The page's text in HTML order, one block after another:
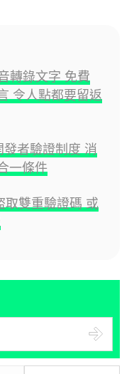
轉錄文字 免費
令人點都要留返
者驗證制度 消
一條件
雙重驗證碼 或